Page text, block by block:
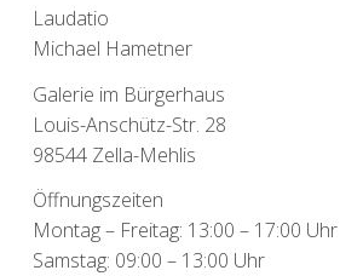
Laudatio
Michael Hametner
Galerie im Bürgerhaus
Louis-Anschütz-Str. 28
98544 Zella-Mehlis
Öffnungszeiten
Montag – Freitag: 13:00 – 17:00 Uhr
Samstag: 09:00 – 13:00 Uhr